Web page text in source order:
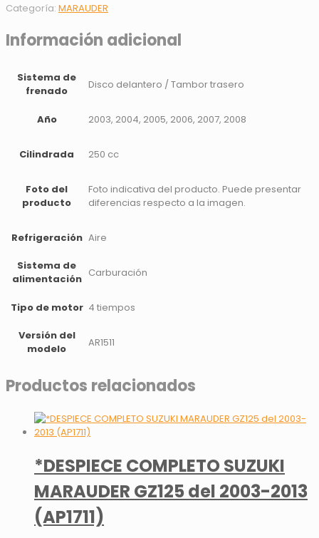
Categoría: MARAUDER
Información adicional
Sistema de
frenado
Disco delantero / Tambor trasero
Año 2003, 2004, 2005, 2006, 2007, 2008
Cilindrada 250 cc
Foto del
producto
Foto indicativa del producto. Puede presentar
diferencias respecto a la imagen.
Refrigeración Aire
Sistema de
alimentación Carburación
Tipo de motor 4 tiempos
Versión del
modelo
AR1511
Productos relacionados
*DESPIECE COMPLETO SUZUKI
MARAUDER GZ125 del 2003-2013
(AP1711)